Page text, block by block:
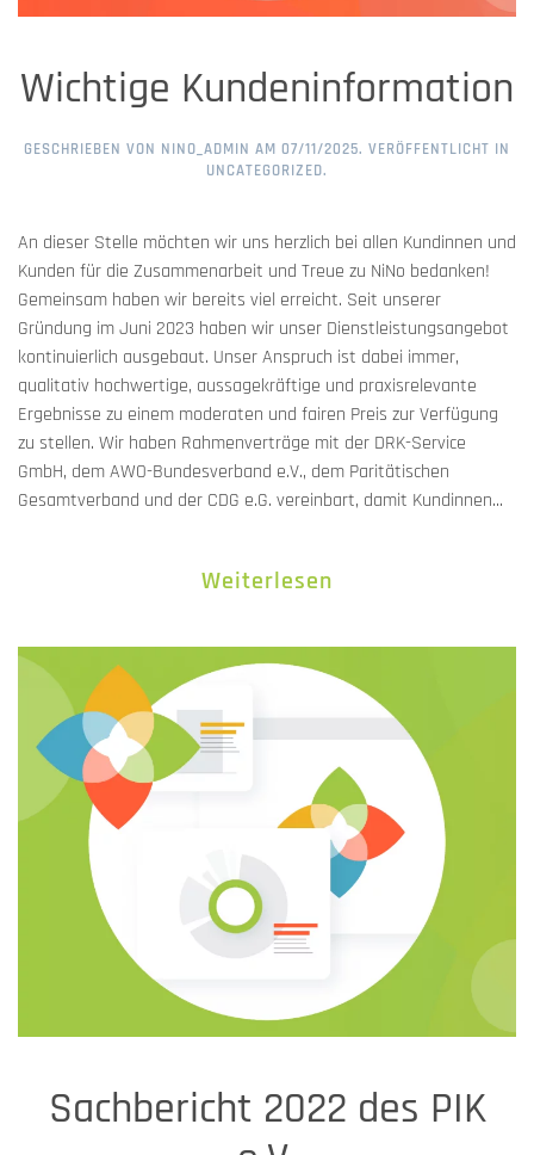
Wichtige Kundeninformation
GESCHRIEBEN VON NINO_ADMIN AM 07/11/2025. VERÖFFENTLICHT IN
UNCATEGORIZED.
An dieser Stelle möchten wir uns herzlich bei allen Kundinnen und
Kunden für die Zusammenarbeit und Treue zu NiNo bedanken!
Gemeinsam haben wir bereits viel erreicht. Seit unserer
Gründung im Juni 2023 haben wir unser Dienstleistungsangebot
kontinuierlich ausgebaut. Unser Anspruch ist dabei immer,
qualitativ hochwertige, aussagekräftige und praxisrelevante
Ergebnisse zu einem moderaten und fairen Preis zur Verfügung
zu stellen. Wir haben Rahmenverträge mit der DRK-Service
GmbH, dem AWO-Bundesverband e.V., dem Paritätischen
Gesamtverband und der CDG e.G. vereinbart, damit Kundinnen...
Weiterlesen
Sachbericht 2022 des PIK